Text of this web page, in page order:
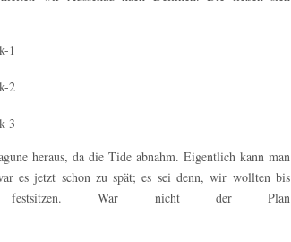
heraus, da die Tide abnahm. Eigentlich kann man
es jetzt schon zu spät; es sei denn, wir wollten bis
War nicht der Plan